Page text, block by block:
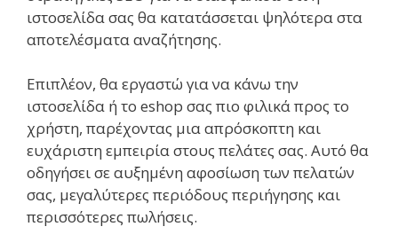
ιστοσελίδα σας θα κατατάσσεται ψηλότερα στα
αποτελέσματα αναζήτησης.
Επιπλέον, θα εργαστώ για να κάνω την
ιστοσελίδα ή το eshop σας πιο φιλικά προς το
χρήστη, παρέχοντας μια απρόσκοπτη και
ευχάριστη εμπειρία στους πελάτες σας. Αυτό θα
οδηγήσει σε αυξημένη αφοσίωση των πελατών
σας, μεγαλύτερες περιόδους περιήγησης και
περισσότερες πωλήσεις.